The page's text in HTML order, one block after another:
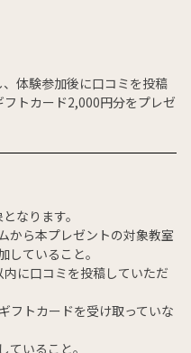
体験参加後に口コミを投稿
トカード2,000円分をプレゼ
なります。
から本プレゼントの対象教室
していること。
に口コミを投稿していただ
フトカードを受け取っていな
ていること。